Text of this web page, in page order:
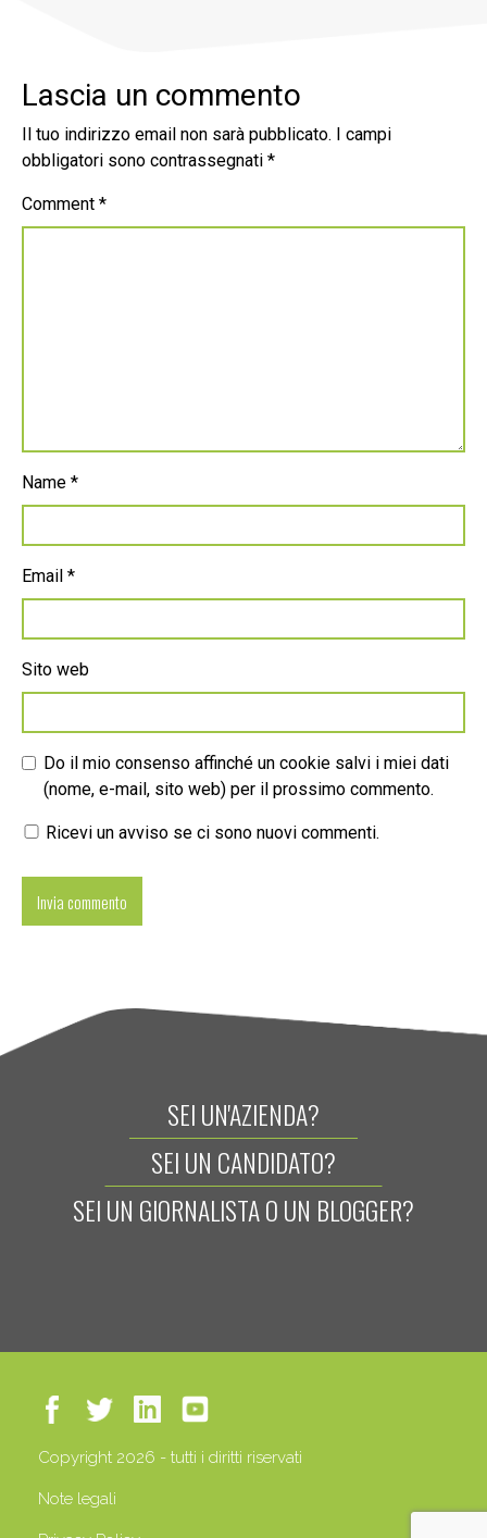
Lascia un commento
Il tuo indirizzo email non sarà pubblicato.
I campi
obbligatori sono contrassegnati *
Comment *
Name *
Email *
Sito web
Do il mio consenso affinché un cookie salvi i miei dati
(nome, e-mail, sito web) per il prossimo commento.
Ricevi un avviso se ci sono nuovi commenti.
SEI UN'AZIENDA?
SEI UN CANDIDATO?
SEI UN GIORNALISTA O UN BLOGGER?
Copyright 2026 - tutti i diritti riservati
Note legali